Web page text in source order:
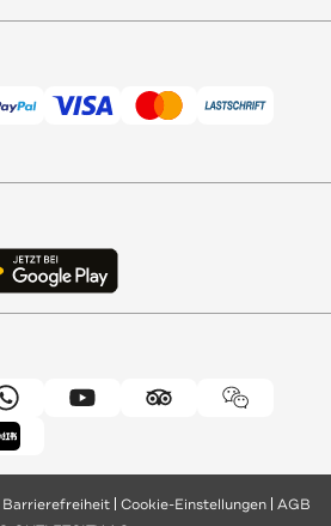
Barrierefreiheit Cookie-Einstellungen AGB